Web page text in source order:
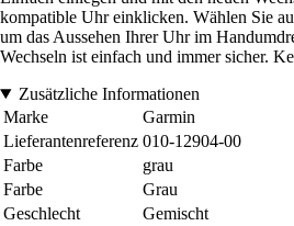
kompatible Uhr einklicken. Wählen Sie
um das Aussehen Ihrer Uhr im
Wechseln ist einfach und immer sicher.
Zusätzliche Informationen
Marke
Garmin
Lieferantenreferenz 010-12904-00
Farbe
grau
Farbe
Grau
Geschlecht
Gemischt